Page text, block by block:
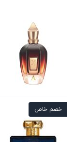
خصم خاص